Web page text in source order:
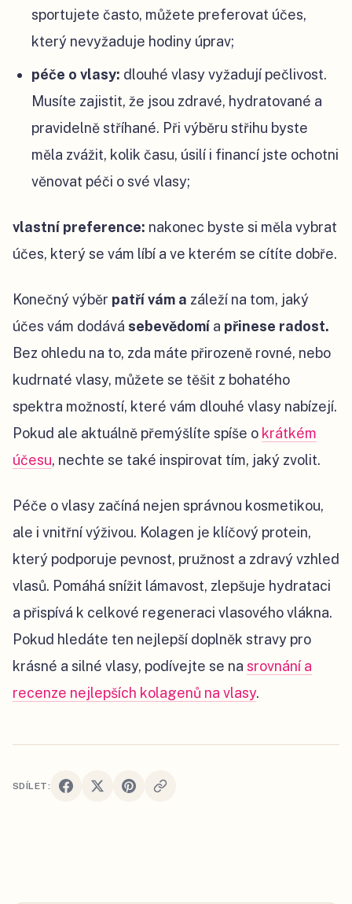
sportujete často, můžete preferovat účes,
který nevyžaduje hodiny úprav;
péče o vlasy: dlouhé vlasy vyžadují pečlivost.
Musíte zajistit, že jsou zdravé, hydratované a
pravidelně stříhané. Při výběru střihu byste
měla zvážit, kolik času, úsilí i financí jste ochotni
věnovat péči o své vlasy;
vlastní preference: nakonec byste si měla vybrat
účes, který se vám líbí a ve kterém se cítíte dobře.
Konečný výběr patří vám a záleží na tom, jaký
účes vám dodává sebevědomí a přinese radost.
Bez ohledu na to, zda máte přirozeně rovné, nebo
kudrnaté vlasy, můžete se těšit z bohatého
spektra možností, které vám dlouhé vlasy nabízejí.
Pokud ale aktuálně přemýšlíte spíše o krátkém
účesu, nechte se také inspirovat tím, jaký zvolit.
Péče o vlasy začíná nejen správnou kosmetikou,
ale i vnitřní výživou. Kolagen je klíčový protein,
který podporuje pevnost, pružnost a zdravý vzhled
vlasů. Pomáhá snížit lámavost, zlepšuje hydrataci
a přispívá k celkové regeneraci vlasového vlákna.
Pokud hledáte ten nejlepší doplněk stravy pro
krásné a silné vlasy, podívejte se na srovnání a
recenze nejlepších kolagenů na vlasy.
SDÍLET: